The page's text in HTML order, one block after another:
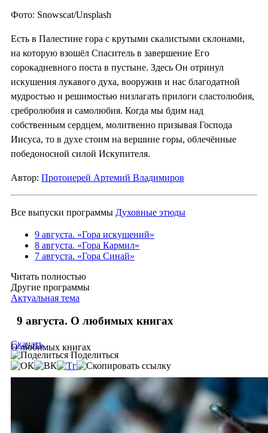
Фото: Snowscat/Unsplash
Есть в Палестине гора с крутыми скалистыми склонами,
на которую взошёл Спаситель в завершение Его
сорокадневного поста в пустыне. Здесь Он отринул
искушения лукавого духа, вооружив и нас благодатной
мудростью и решимостью низлагать прилоги сластолюбия,
сребролюбия и самолюбия. Когда мы бдим над
собственным сердцем, молитвенно призывая Господа
Иисуса, то в духе стоим на вершине горы, облечённые
победоносной силой Искупителя.
Автор: Протоиерей Артемий Владимиров
Все выпуски программы Духовные этюды
9 августа. «Гора искушений»
8 августа. «Гора Кармил»
7 августа. «Гора Синай»
Читать полностью
Другие программы
Актуальная тема
9 августа. О любимых книгах
О любимых книгах
Скачать
Поделиться